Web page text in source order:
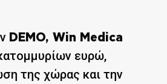
DEMO, Win Medica
ευρώ,
της χώρας και την